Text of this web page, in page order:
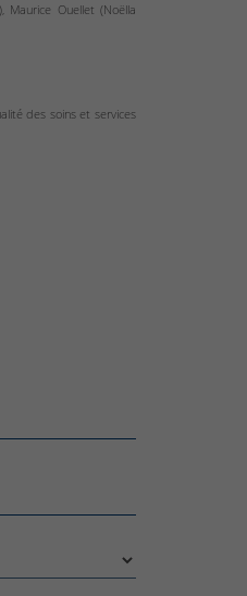
Maurice Ouellet (Noëlla
des soins et services